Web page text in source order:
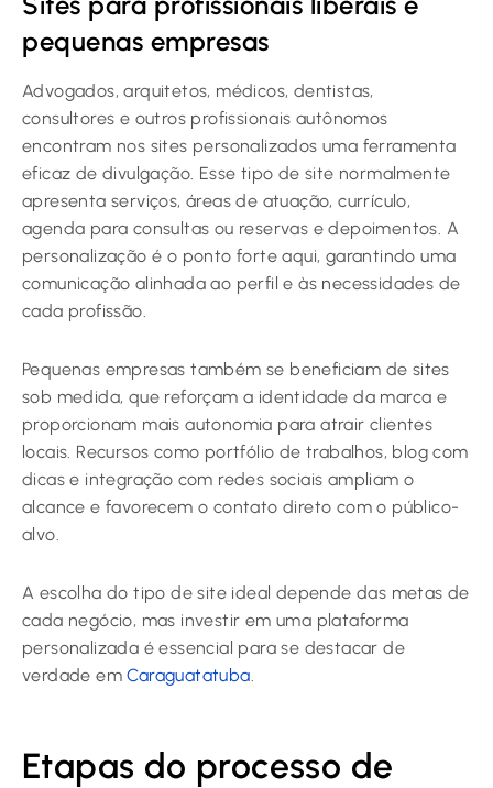
pequenas empresas
Advogados, arquitetos, médicos, dentistas,
consultores e outros profissionais autônomos
encontram nos sites personalizados uma ferramenta
eficaz de divulgação. Esse tipo de site normalmente
apresenta serviços, áreas de atuação, currículo,
agenda para consultas ou reservas e depoimentos. A
personalização é o ponto forte aqui, garantindo uma
comunicação alinhada ao perfil e às necessidades de
cada profissão.
Pequenas empresas também se beneficiam de sites
sob medida, que reforçam a identidade da marca e
proporcionam mais autonomia para atrair clientes
locais. Recursos como portfólio de trabalhos, blog com
dicas e integração com redes sociais ampliam o
alcance e favorecem o contato direto com o público-
alvo.
A escolha do tipo de site ideal depende das metas de
cada negócio, mas investir em uma plataforma
personalizada é essencial para se destacar de
verdade emCaraguatatuba
Etapas do processo de